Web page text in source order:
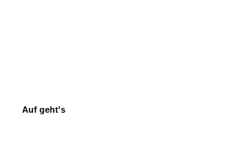
Auf geht's